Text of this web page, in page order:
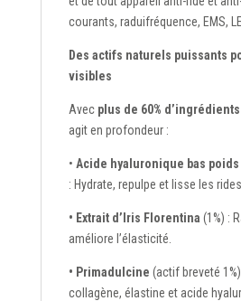
courants, raduifréquence, EMS,
Des actifs naturels puissants
visibles
Avec plus de 60%
agit en profondeur :
• Acide hyaluronique bas
: Hydrate, repulpe et lisse les
• Extrait d’Iris Florentina (1%) :
améliore l’élasticité.
• Primadulcine (actif breveté
collagène, élastine et acide